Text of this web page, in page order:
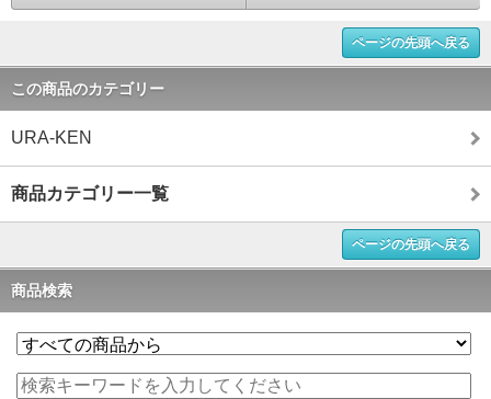
ページの先頭へ戻る
この商品のカテゴリー
URA-KEN
商品カテゴリー一覧
ページの先頭へ戻る
商品検索